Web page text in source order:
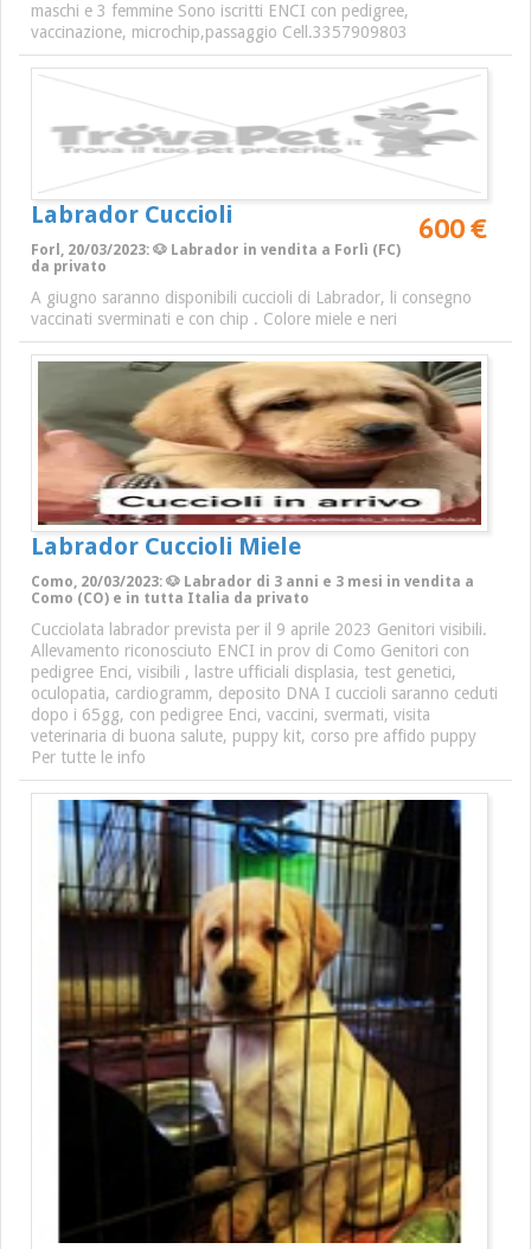
maschi e 3 femmine Sono iscritti ENCI con pedigree,
vaccinazione, microchip,passaggio Cell.3357909803
Labrador Cuccioli 600 €
Forl, 20/03/2023: 🐶 Labrador in vendita a Forlì (FC)
da privato
A giugno saranno disponibili cuccioli di Labrador, li consegno
vaccinati sverminati e con chip . Colore miele e neri
Labrador Cuccioli Miele
Como, 20/03/2023: 🐶 Labrador di 3 anni e 3 mesi in vendita a
Como (CO) e in tutta Italia da privato
Cucciolata labrador prevista per il 9 aprile 2023 Genitori visibili.
Allevamento riconosciuto ENCI in prov di Como Genitori con
pedigree Enci, visibili , lastre ufficiali displasia, test genetici,
oculopatia, cardiogramm, deposito DNA I cuccioli saranno ceduti
dopo i 65gg, con pedigree Enci, vaccini, svermati, visita
veterinaria di buona salute, puppy kit, corso pre affido puppy
Per tutte le info